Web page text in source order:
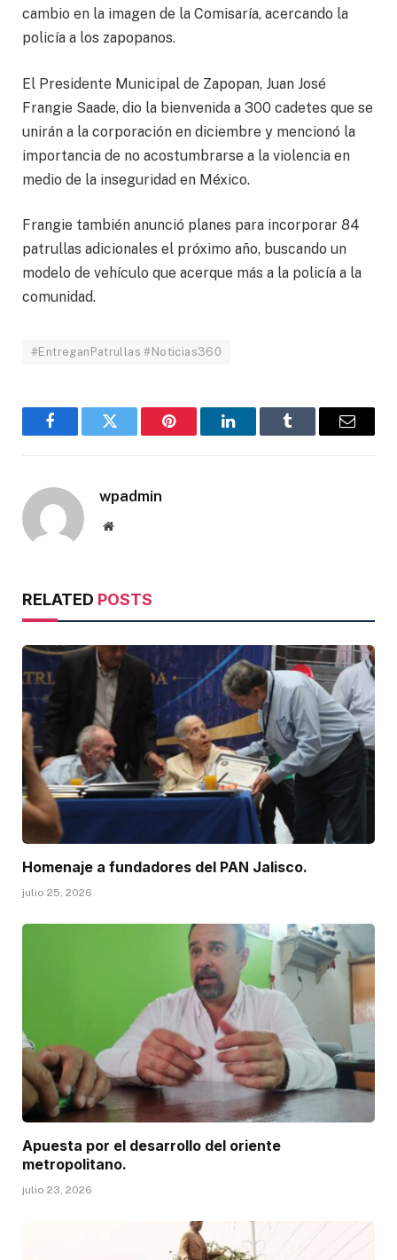
cambio en la imagen de la Comisaría, acercando la
policía a los zapopanos.
El Presidente Municipal de Zapopan, Juan José
Frangie Saade, dio la bienvenida a 300 cadetes que se
unirán a la corporación en diciembre y mencionó la
importancia de no acostumbrarse a la violencia en
medio de la inseguridad en México.
Frangie también anunció planes para incorporar 84
patrullas adicionales el próximo año, buscando un
modelo de vehículo que acerque más a la policía a la
comunidad.
#EntreganPatrullas #Noticias360
FacebookTwitter Pinterest LinkedInTumblr Email
wpadmin
Website
RELATED POSTS
Homenaje a fundadores del PAN Jalisco.
julio 25, 2026
Apuesta por el desarrollo del oriente
metropolitano.
julio 23, 2026